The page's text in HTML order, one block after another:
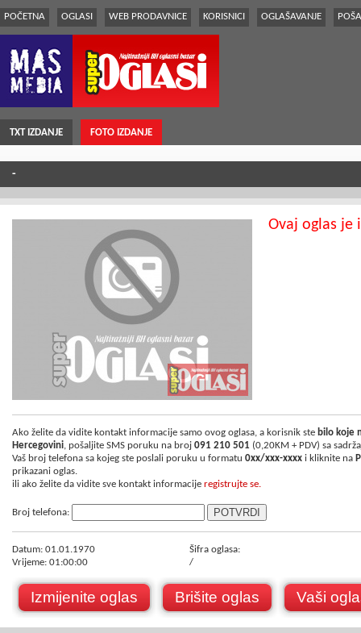
POČETNA OGLASI WEB PRODAVNICE KORISNICI OGLAŠAVANJE
TXT IZDANJE FOTO IZDANJE
-
Ovaj oglas je
Ako želite da vidite kontakt informacije samo ovog oglasa, a korisnik ste bilo koje
Hercegovini, pošaljite SMS poruku na broj 091 210 501 (0,20KM + PDV) sa
Vaš broj telefona sa kojeg ste poslali poruku u formatu 0xx/xxx-xxxx i kliknite na
prikazani oglas.
ili ako želite da vidite sve kontakt informacije registrujte se.
Broj telefona:
Datum: 01.01.1970
Vrijeme: 01:00:00
Šifra oglasa:
/
Izmijenite oglas Brišite oglas Vaši